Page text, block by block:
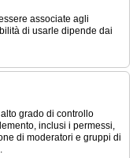
associate agli
di usarle dipende dai
grado di controllo
inclusi i permessi,
di moderatori e gruppi di